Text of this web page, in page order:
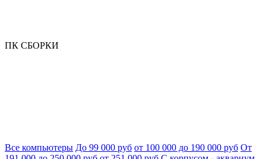
ПК СБОРКИ
Все компьютеры До 99 000 руб от 100 000 до 190 000 руб От